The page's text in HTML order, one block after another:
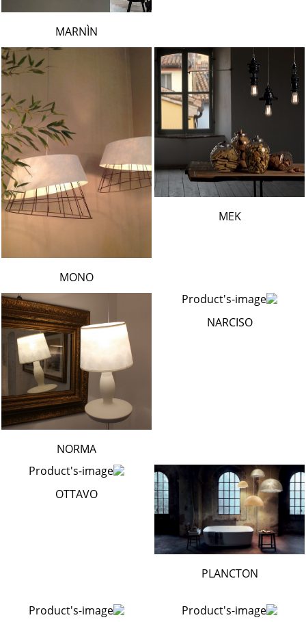
MARNÌN
MEK
MONO
NARCISO
NORMA
PLANCTON
OTTAVO